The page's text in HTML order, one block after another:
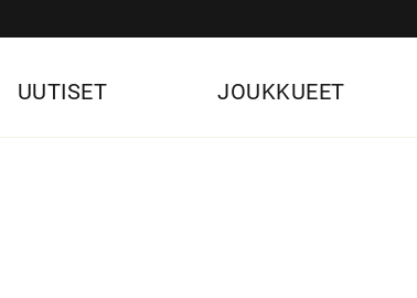
UUTISET JOUKKUEET